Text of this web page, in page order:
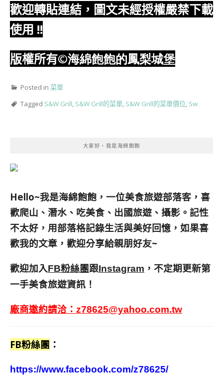
歡迎轉貼連結，圖文未經授權嚴禁下載
使用 !!
版權所有©海綿飽飽的鳳梨城堡
Posted in 菜單
Tagged S&W Grill, S&W Grill的菜單, S&W Grill的菜單價位, Sw
大家好，我是海綿飽飽
Hello~我是海綿飽飽，一位美食旅遊部落客， 喜
歡爬山、潛水、吃美食、出國旅遊、攝影。 記性
不太好，用部落格記錄生活與美好回憶， 如果喜
歡我的文章，歡迎分享給親朋好友~
歡迎加入FB粉絲團跟Instagram ，不定期更新第
一手美食旅遊資訊！
廠商邀約請洽： z78625@yahoo.com.tw
FB粉絲團 ：
https://www.facebook.com/z78625/